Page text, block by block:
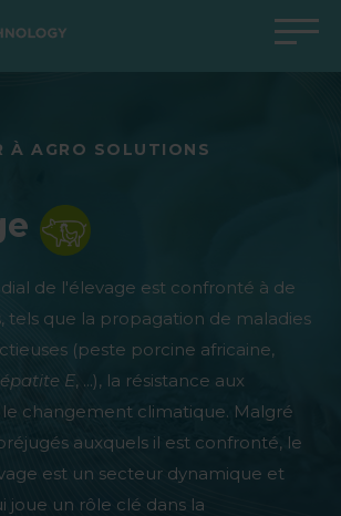
Support
À AGRO SOLUTIONS
de l'élevage est confronté à de
tels que la propagation de maladies
(peste porcine africaine,
E, ...), la résistance aux
changement climatique. Malgré
auxquels il est confronté, le
est un secteur dynamique et
joue un rôle clé dans la